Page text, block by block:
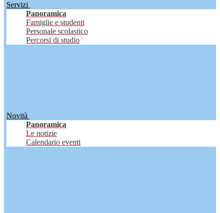
Servizi
Panoramica
Famiglie e studenti
Personale scolastico
Percorsi di studio
Novità
Panoramica
Le notizie
Calendario eventi